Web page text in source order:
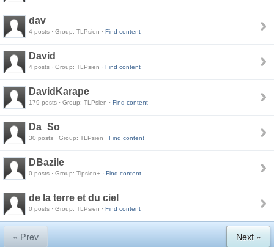
dav
4 posts · Group: TLPsien · Find content
David
4 posts · Group: TLPsien · Find content
DavidKarape
179 posts · Group: TLPsien · Find content
Da_So
30 posts · Group: TLPsien · Find content
DBazile
0 posts · Group: Tlpsien+ · Find content
de la terre et du ciel
0 posts · Group: TLPsien · Find content
« Prev Next »